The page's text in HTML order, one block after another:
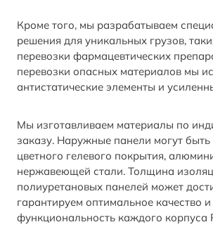
Кроме того, мы разрабатываем
решения для уникальных грузов,
перевозки фармацевтических
перевозки опасных материалов мы
антистатические элементы и
Мы изготавливаем материалы по
заказу. Наружные панели могут
цветного гелевого покрытия,
нержавеющей стали. Толщина
полиуретановых панелей может
гарантируем оптимальное качество и
функциональность каждого корпуса